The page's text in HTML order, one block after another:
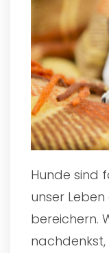
Hunde sind
unser
bereichern.
nachdenkst,